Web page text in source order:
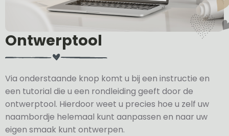
Ontwerptool
Via onderstaande knop komt u bij een instructie en
een tutorial die u een rondleiding geeft door de
ontwerptool. Hierdoor weet u precies hoe u zelf uw
naambordje helemaal kunt aanpassen en naar uw
eigen smaak kunt ontwerpen.